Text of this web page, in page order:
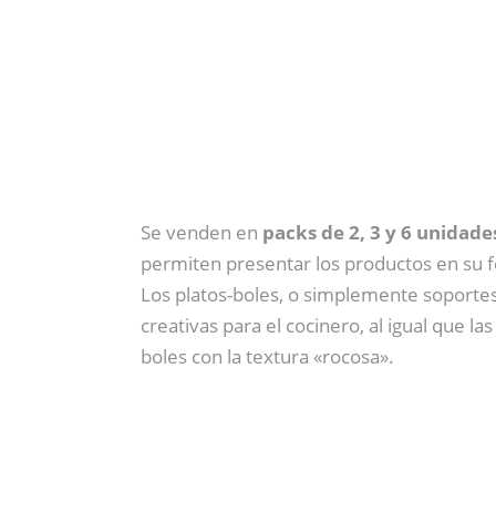
Se venden en packs de 2, 3 y 6
permiten presentar los productos en su
Los platos-boles, o simplemente
creativas para el cocinero, al igual que
boles con la textura «rocosa».